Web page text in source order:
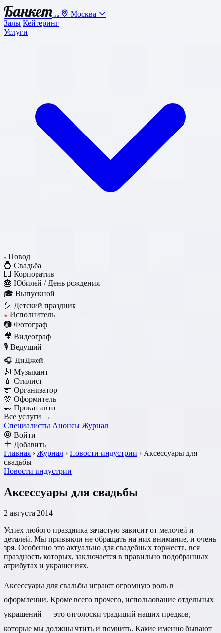
Банкет .ru
Москва
Залы Кейтеринг
Услуги
♥ Повод
💍 Свадьба
🏢 Корпоратив
🎂 Юбилей / День рождения
🎓 Выпускной
🎈 Детский праздник
★ Исполнитель
📷 Фотограф
🎥 Видеограф
🎙️ Ведущий
🎧 ДиДжей
🎻 Музыкант
💄 Стилист
🎊 Организатор
🌸 Оформитель
🚗 Прокат авто
Все услуги →
Специалисты Анонсы Журнал
Войти
Добавить
Главная › Журнал › Новости индустрии › Аксессуары для
свадьбы
Новости индустрии
Аксессуары для свадьбы
2 августа 2014
Успех любого праздника зачастую зависит от мелочей и
деталей. Мы привыкли не обращать на них внимание, и очень
зря. Особенно это актуально для свадебных торжеств, вся
праздность которых, заключается в правильно подобранных
атрибутах и украшениях.
Аксессуары для свадьбы играют огромную роль в
оформлении. Кроме всего прочего, использование отдельных
украшений — это отголоски традиций наших предков,
которые мы должны чтить и помнить. Какие именно бывают